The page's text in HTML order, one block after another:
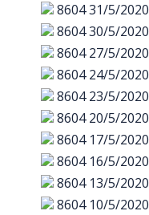
860431/5/2020
860430/5/2020
8604 27/5/2020
8604 24/5/2020
8604 23/5/2020
8604 20/5/2020
8604 17/5/2020
8604 16/5/2020
8604 13/5/2020
8604 10/5/2020